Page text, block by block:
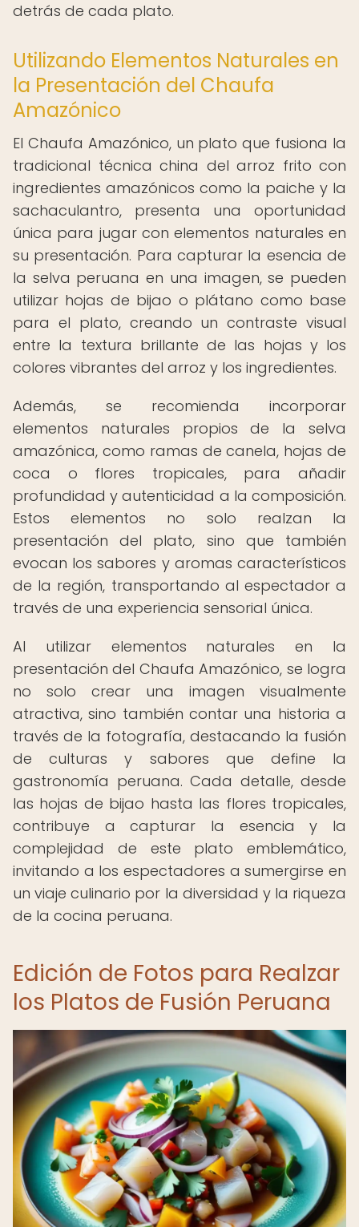
detrás de cada plato.
Utilizando Elementos Naturales en
la Presentación del Chaufa
Amazónico
El Chaufa Amazónico, un plato que fusiona la
tradicional técnica china del arroz frito con
ingredientes amazónicos como la paiche y la
sachaculantro, presenta una oportunidad
única para jugar con elementos naturales en
su presentación. Para capturar la esencia de
la selva peruana en una imagen, se pueden
utilizar hojas de bijao o plátano como base
para el plato, creando un contraste visual
entre la textura brillante de las hojas y los
colores vibrantes del arroz y los ingredientes.
Además, se recomienda incorporar
elementos naturales propios de la selva
amazónica, como ramas de canela, hojas de
coca o flores tropicales, para añadir
profundidad y autenticidad a la composición.
Estos elementos no solo realzan la
presentación del plato, sino que también
evocan los sabores y aromas característicos
de la región, transportando al espectador a
través de una experiencia sensorial única.
Al utilizar elementos naturales en la
presentación del Chaufa Amazónico, se logra
no solo crear una imagen visualmente
atractiva, sino también contar una historia a
través de la fotografía, destacando la fusión
de culturas y sabores que define la
gastronomía peruana. Cada detalle, desde
las hojas de bijao hasta las flores tropicales,
contribuye a capturar la esencia y la
complejidad de este plato emblemático,
invitando a los espectadores a sumergirse en
un viaje culinario por la diversidad y la riqueza
de la cocina peruana.
Edición de Fotos para Realzar
los Platos de Fusión Peruana